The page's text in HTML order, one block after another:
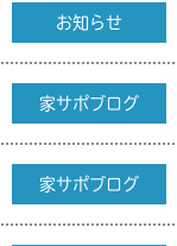
お知らせ
家サポブログ
家サポブログ